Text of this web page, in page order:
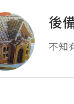
後
不知